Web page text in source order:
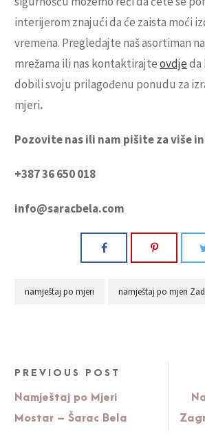
interijerom znajući da će zaista moći
vremena. Pregledajte naš asortiman
mrežama ili nas kontaktirajteovdjeda
dobili svoju prilagođenu ponudu za
mjeri.
Pozovite nas ili nam pišite za više
+387 36 650 018
info@saracbela.com
namještaj po mjeri namještaj po mjeri
PREVIOUS POST
Namještaj po Mjeri
Mostar – Šarac Bela